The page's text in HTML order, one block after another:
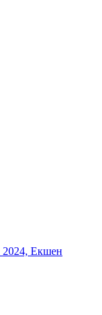
2024, Екшен